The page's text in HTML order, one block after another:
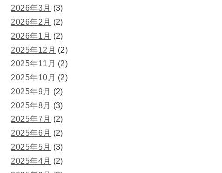
2026年3月 (3)
2026年2月 (2)
2026年1月 (2)
2025年12月 (2)
2025年11月 (2)
2025年10月 (2)
2025年9月 (2)
2025年8月 (3)
2025年7月 (2)
2025年6月 (2)
2025年5月 (3)
2025年4月 (2)